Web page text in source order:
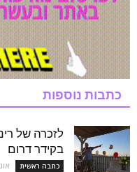
כתבות נוספות
לזכרה של
בקידר דרום
כתבה ראשית